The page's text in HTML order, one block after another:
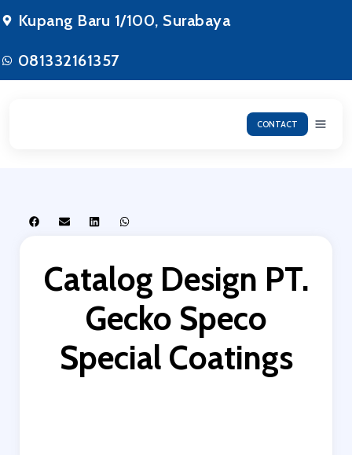
Kupang Baru 1/100, Surabaya
081332161357
CONTACT
Catalog Design PT.
Gecko Speco
Special Coatings